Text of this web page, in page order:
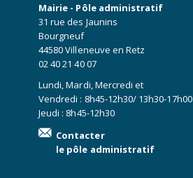
Mairie - Pôle administratif
31 rue des Jaunins
Bourgneuf
44580 Villeneuve en Retz
02 40 21 40 07
Lundi, Mardi, Mercredi et
Vendredi : 8h45-12h30/ 13h30-17h00
Jeudi : 8h45-12h30
Contacter
le pôle administratif